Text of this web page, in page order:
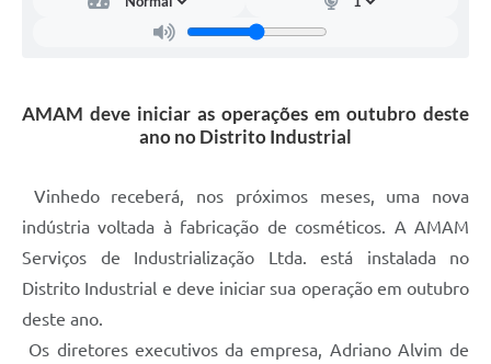
Arquivos para Download
Contas Públicas
Links Úteis
AMAM deve iniciar as operações em outubro deste
ano no Distrito Industrial
Vinhedo receberá, nos próximos meses, uma nova
indústria voltada à fabricação de cosméticos. A AMAM
Serviços de Industrialização Ltda. está instalada no
Distrito Industrial e deve iniciar sua operação em outubro
deste ano.
Os diretores executivos da empresa, Adriano Alvim de